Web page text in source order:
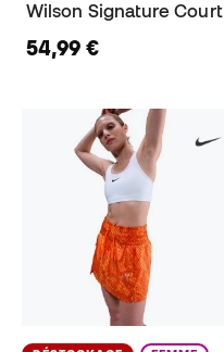
Wilson Signature Court
54,99 €